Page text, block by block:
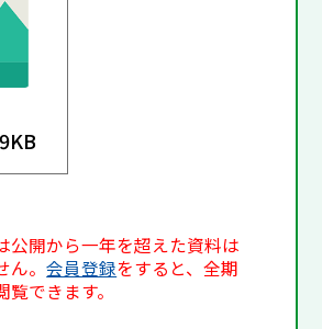
公開から一年を超えた資料は
ん。会員登録をすると、全期
できます。